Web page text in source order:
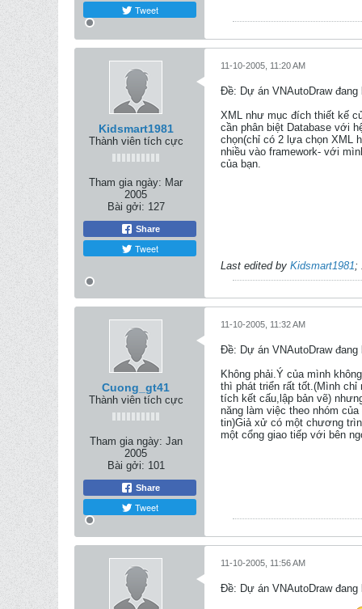
Tweet
Kidsmart1981
Thành viên tích cực
Tham gia ngày: Mar
2005
Bài gởi: 127
Share
Tweet
11-10-2005, 11:20 AM
Ðề: Dự án VNAutoDraw
XML như mục đích thiết kế
cần phân biệt Database với
chọn(chỉ có 2 lựa chọn XML
nhiều vào framework- với
của bạn.
Last edited by Kidsmart1981;
Cuong_gt41
Thành viên tích cực
Tham gia ngày: Jan
2005
Bài gởi: 101
Share
Tweet
11-10-2005, 11:32 AM
Ðề: Dự án VNAutoDraw
Không phải.Ý của mình
thì phát triển rất tốt.(Mình chỉ
tích kết cấu,lập bản vẽ)
năng làm việc theo nhóm
tin)Giả xử có một chương
một cổng giao tiếp với bên
11-10-2005, 11:56 AM
Ðề: Dự án VNAutoDraw